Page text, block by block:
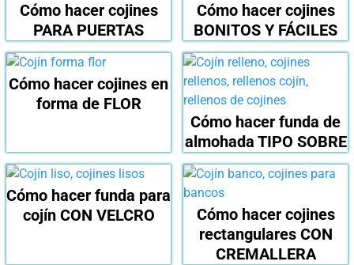
Cómo hacer cojines
PARA PUERTAS
Cómo hacer cojines
BONITOS Y FÁCILES
Cómo hacer cojines en
forma de FLOR
Cómo hacer funda de
almohada TIPO SOBRE
Cómo hacer funda para
cojín CON VELCRO
Cómo hacer cojines
rectangulares CON
CREMALLERA